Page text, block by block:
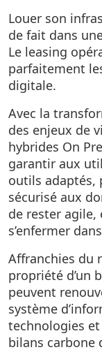
Louer son
de fait dans
Le leasing
parfaitement
digitale.
Avec la
des enjeux de
hybrides On
garantir aux
outils adaptés,
sécurisé aux
de rester agile,
s’enfermer
Affranchies du
propriété d’un
peuvent
système
technologies et
bilans carbone